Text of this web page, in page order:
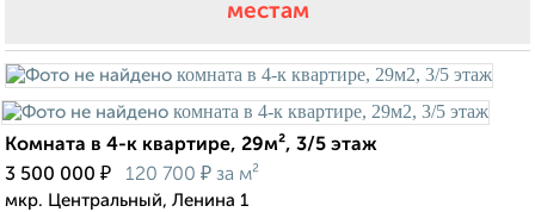
местам
Комната в 4-к квартире, 29м², 3/5 этаж
3 500 000 ₽ 120 700 ₽ за м²
мкр. Центральный, Ленина 1